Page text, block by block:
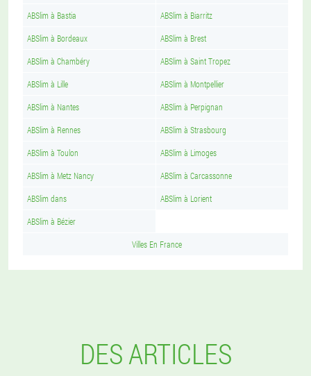
ABSlim à Bastia ABSlim à Biarritz
ABSlim à Bordeaux ABSlim à Brest
ABSlim à Chambéry ABSlim à Saint Tropez
ABSlim à Lille ABSlim à Montpellier
ABSlim à Nantes ABSlim à Perpignan
ABSlim à Rennes ABSlim à Strasbourg
ABSlim à Toulon ABSlim à Limoges
ABSlim à Metz Nancy ABSlim à Carcassonne
ABSlim dans ABSlim à Lorient
ABSlim à Bézier
Villes En France
DES ARTICLES